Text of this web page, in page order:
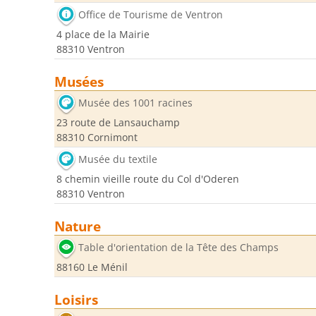
Office de Tourisme de Ventron
4 place de la Mairie
88310 Ventron
Musées
Musée des 1001 racines
23 route de Lansauchamp
88310 Cornimont
Musée du textile
8 chemin vieille route du Col d'Oderen
88310 Ventron
Nature
Table d'orientation de la Tête des Champs
88160 Le Ménil
Loisirs